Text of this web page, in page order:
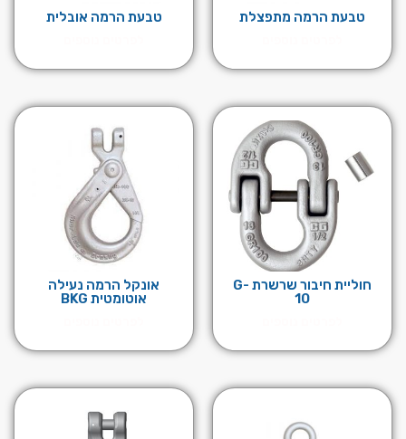
טבעת הרמה מתפצלת טבעת הרמה אובלית
חוליית חיבור שרשרת G-
10
אונקל הרמה נעילה
אוטומטית BKG